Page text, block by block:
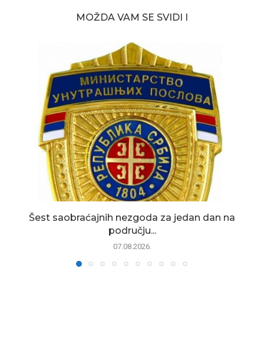
MOŽDA VAM SE SVIDI I
Šest saobraćajnih nezgoda za jedan dan na
području...
07.08.2026.